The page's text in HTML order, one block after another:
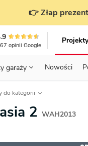
👉 Złap
opinii Google
garaży Nowości
Projekty garaży
STANOWISKA
TYP
1
Działka
- ETAP 2
do kategorii
2 WAH2013